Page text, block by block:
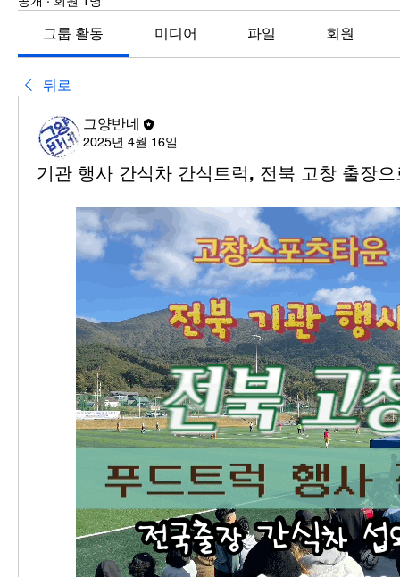
그룹 활동 미디어 파일 회원
뒤로
그양반네
2025년 4월 16일
기관 행사 간식차 간식트럭, 전북 고창 출장